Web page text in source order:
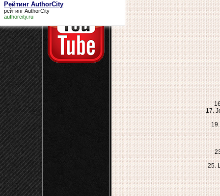
Рейтинг AuthorCity
рейтинг AuthorCity
authorcity.ru
17.
25.